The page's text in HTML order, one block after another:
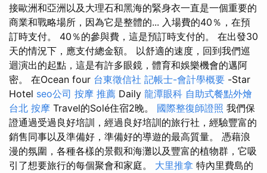
接歐洲和亞洲以及大理石和黑海的緊身衣一直是一個重要的
商業和戰略場所，因為它是整體的... 入場費的40％，在預
訂時支付。 40％的參與費，這是預訂時支付的。 在出發30
天的情況下，應支付總金額。 以舒適的速度，回到我們巡
迴演出的起點，這是有許多眼鏡，體育和娛樂機會的邁阿
密。 在Ocean four 台東徵信社 記帳士-會計學概要 -Star
Hotel seo公司 按摩 推薦 Daily 龍潭眼科 自助式餐點外燴
台北 按摩 Travel的Solé住宿2晚。 國際整復師證照 我們保
證通過受過良好培訓，經過良好培訓的旅行社，經驗豐富的
銷售同事以及準備好，準備好的導遊的最高質量。 憑藉浪
漫的氛圍，各種各樣的景觀和海灘以及豐富的植物群，它吸
引了想要旅行的每個聚會和家庭。 大里推拿 特內里費島的